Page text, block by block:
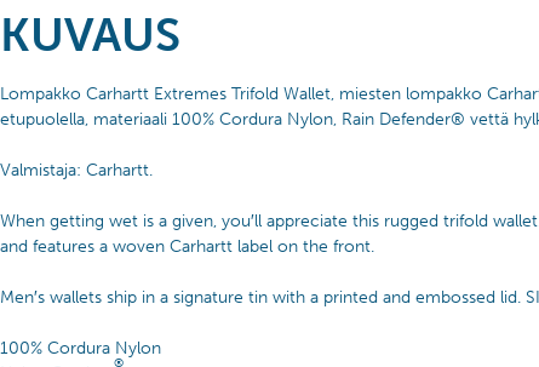
KUVAUS
Lompakko Carhartt Extremes Trifold Wallet, miesten lompakko
etupuolella, materiaali 100% Cordura Nylon, Rain Defender® vettä
Valmistaja: Carhartt.
When getting wet is a given, you′ll appreciate this rugged trifold
and features a woven Carhartt label on the front.
Men′s wallets ship in a signature tin with a printed and embossed lid.
100% Cordura Nylon
®